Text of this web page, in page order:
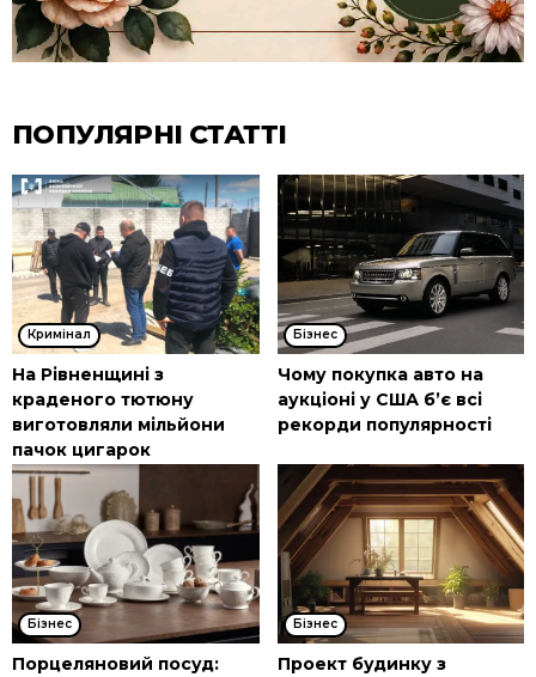
ПОПУЛЯРНІ СТАТТІ
Кримінал
На Рівненщині з
краденого тютюну
виготовляли мільйони
пачок цигарок
Бізнес
Чому покупка авто на
аукціоні у США б’є всі
рекорди популярності
Бізнес
Порцеляновий посуд:
Бізнес
Проект будинку з